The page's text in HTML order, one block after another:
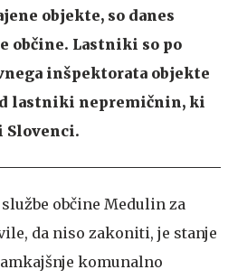
objekte, so danes
občine. Lastniki so po
inšpektorata objekte
lastniki nepremičnin, ki
Slovenci.
občine Medulin za
da niso zakoniti, je stanje
komunalno